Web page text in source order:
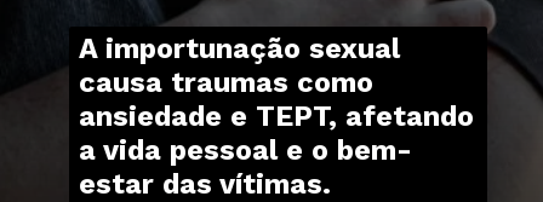
A importunação sexual
causa traumas como
ansiedade e TEPT, afetando
a vida pessoal e o bem-
estar das vítimas.